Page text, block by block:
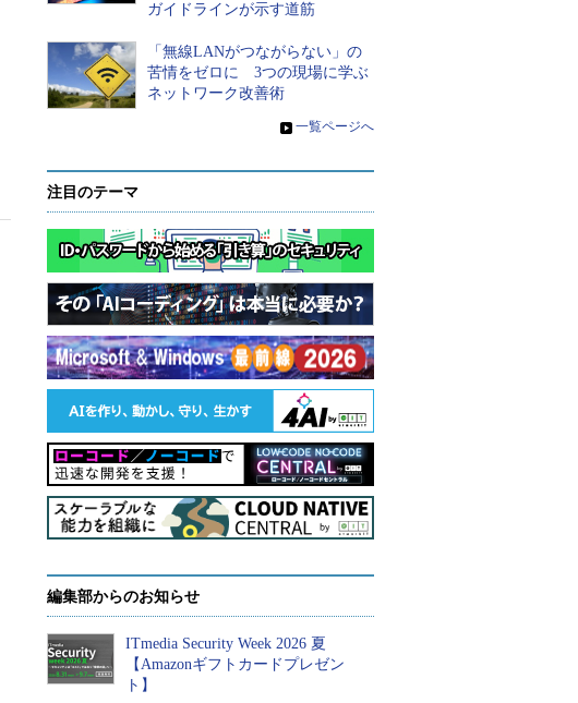
ガイドラインが示す道筋
「無線LANがつながらない」の
苦情をゼロに 3つの現場に学ぶ
ネットワーク改善術
» 一覧ページへ
注目のテーマ
編集部からのお知らせ
ITmedia Security Week 2026 夏
【Amazonギフトカードプレゼン
ト】